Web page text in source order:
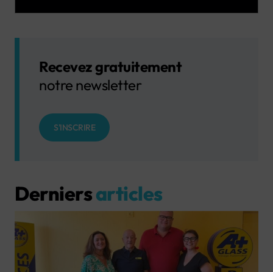
Recevez gratuitement
notre newsletter
S'INSCRIRE
Derniersarticles